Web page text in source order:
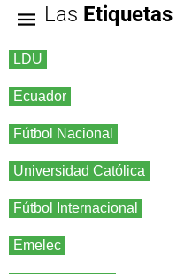
Las Etiquetas
LDU
Ecuador
Fútbol Nacional
Universidad Católica
Fútbol Internacional
Emelec